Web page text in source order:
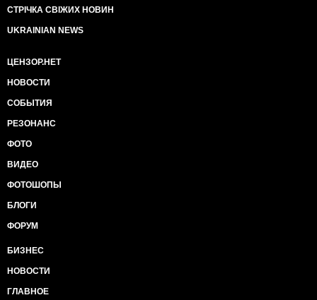
СТРІЧКА СВІЖИХ НОВИН
UKRAINIAN NEWS
ЦЕНЗОР.НЕТ
НОВОСТИ
СОБЫТИЯ
РЕЗОНАНС
ФОТО
ВИДЕО
ФОТОШОПЫ
БЛОГИ
ФОРУМ
БИЗНЕС
НОВОСТИ
ГЛАВНОЕ